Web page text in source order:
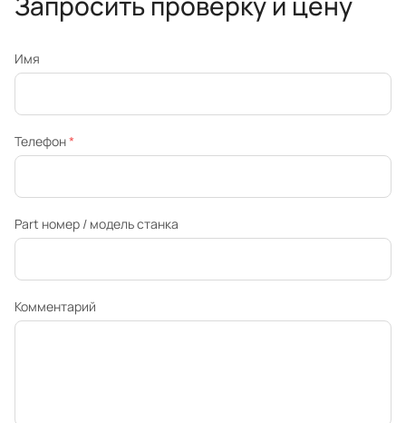
Имя
Телефон*
Part номер / модель станка
Комментарий